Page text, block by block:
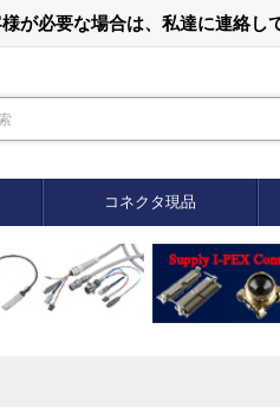
が必要な場合は、私達に連絡し
コネクタ現品